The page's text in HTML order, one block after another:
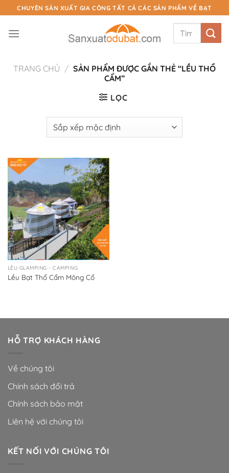
Chuyển
đến
nội
CHUYÊN SẢN XUẤT GIA CÔNG TẤT CẢ CÁC SẢN PHẨM VỀ BẠT
Tìm
TRANG CHỦ / SẢN PHẨM ĐƯỢC GẮN THẺ “LỀU THỔ
CẨM”
LỌC
LỀU GLAMPING - CAMPING
Lều Bạt Thổ Cẩm Mông Cổ
HỖ TRỢ KHÁCH HÀNG
Về chúng tôi
Chính sách đổi trả
Chính sách bảo mật
Liên hệ với chúng tôi
KẾT NỐI VỚI CHÚNG TÔI